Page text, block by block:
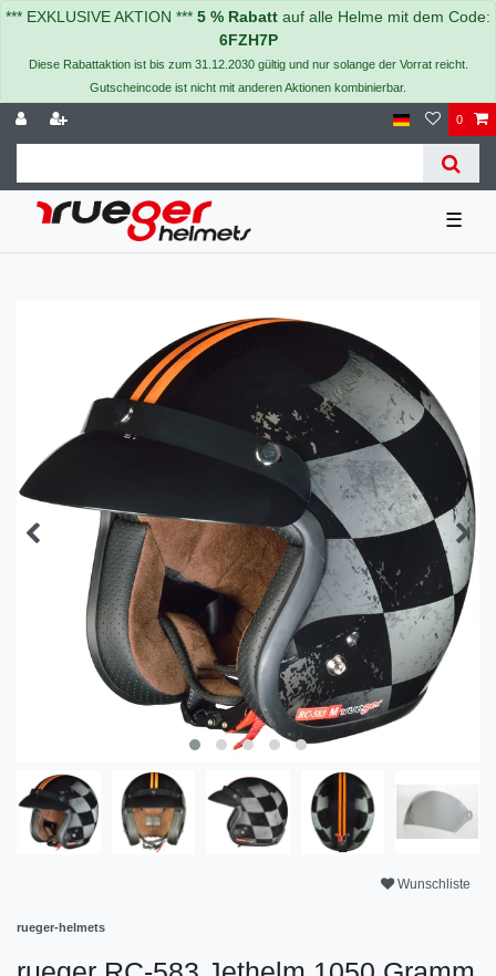
*** EXKLUSIVE AKTION *** 5 % Rabatt auf alle Helme mit dem Code:
6FZH7P
Diese Rabattaktion ist bis zum 31.12.2030 gültig und nur solange der Vorrat reicht.
Gutscheincode ist nicht mit anderen Aktionen kombinierbar.
0
☰
Wunschliste
rueger-helmets